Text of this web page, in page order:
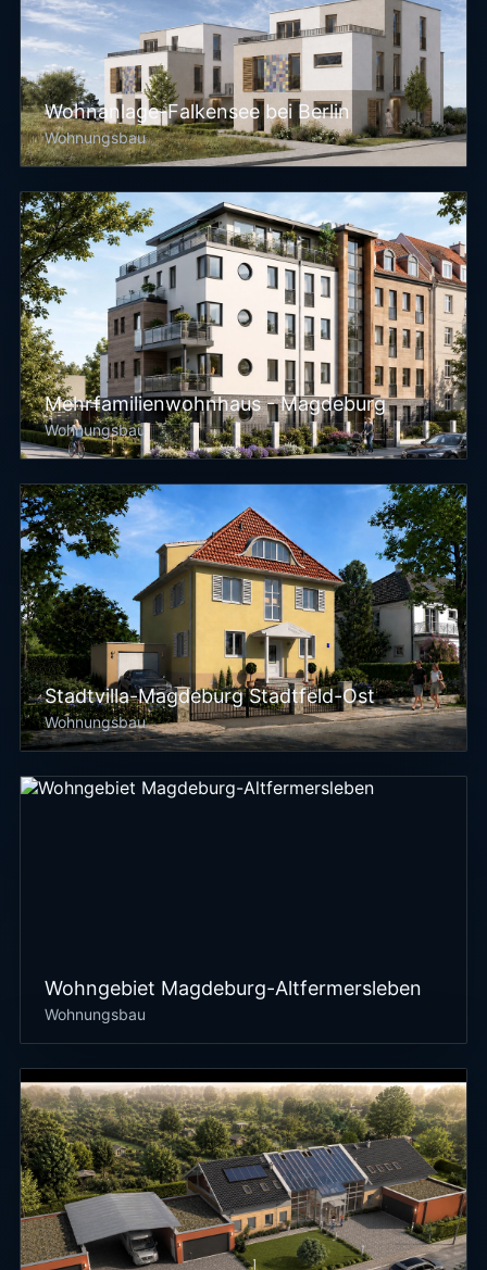
Wohnanlage-Falkensee bei Berlin
Wohnungsbau
Mehrfamilienwohnhaus - Magdeburg
Wohnungsbau
Stadtvilla-Magdeburg Stadtfeld-Ost
Wohnungsbau
Wohngebiet Magdeburg-Altfermersleben
Wohnungsbau